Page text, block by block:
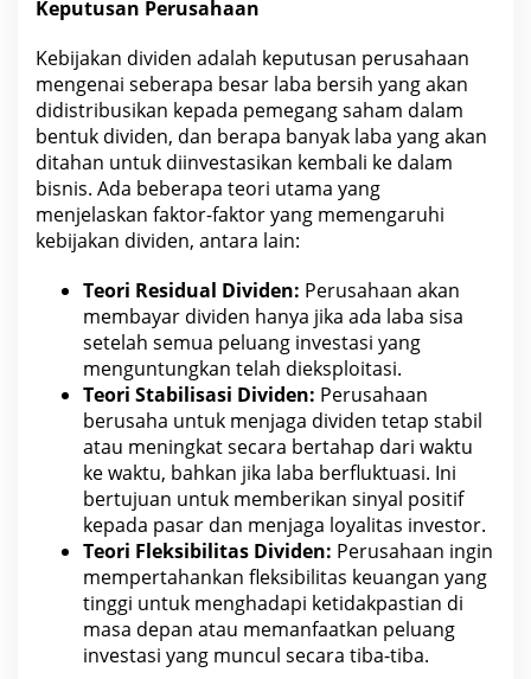
Keputusan Perusahaan
Kebijakan dividen adalah keputusan perusahaan
mengenai seberapa besar laba bersih yang akan
didistribusikan kepada pemegang saham dalam
bentuk dividen, dan berapa banyak laba yang akan
ditahan untuk diinvestasikan kembali ke dalam
bisnis. Ada beberapa teori utama yang
menjelaskan faktor-faktor yang memengaruhi
kebijakan dividen, antara lain:
Teori Residual Dividen: Perusahaan akan
membayar dividen hanya jika ada laba sisa
setelah semua peluang investasi yang
menguntungkan telah dieksploitasi.
Teori Stabilisasi Dividen: Perusahaan
berusaha untuk menjaga dividen tetap stabil
atau meningkat secara bertahap dari waktu
ke waktu, bahkan jika laba berfluktuasi. Ini
bertujuan untuk memberikan sinyal positif
kepada pasar dan menjaga loyalitas investor.
Teori Fleksibilitas Dividen: Perusahaan ingin
mempertahankan fleksibilitas keuangan yang
tinggi untuk menghadapi ketidakpastian di
masa depan atau memanfaatkan peluang
investasi yang muncul secara tiba-tiba.